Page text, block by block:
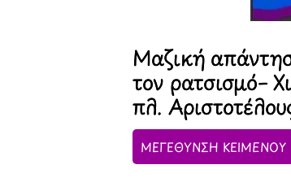
Μαζική
τον ρατσισμό–
πλ.
ΜΕΓΕΘΥΝΣΗ ΚΕΙΜΕΝΟΥ